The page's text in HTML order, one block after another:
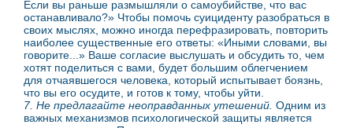
Если вы раньше размышляли о самоубийстве, что вас
останавливало?» Чтобы помочь суициденту разобраться в
своих мыслях, можно иногда перефразировать, повторить
наиболее существенные его ответы: «Иными словами, вы
говорите...» Ваше согласие выслушать и обсудить то, чем
хотят поделиться с вами, будет большим облегчением
для отчаявшегося человека, который испытывает боязнь,
что вы его осудите, и готов к тому, чтобы уйти.
7. Не предлагайте неоправданных утешений. Одним из
важных механизмов психологической защиты является